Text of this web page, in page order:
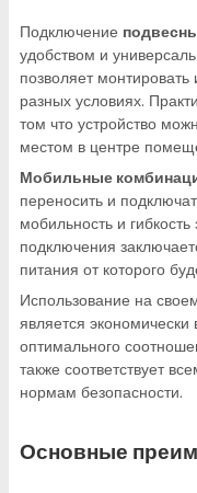
Подключение
удобством и
позволяет
разных условиях.
том что устройство
местом в центре
Мобильные
переносить и
мобильность и
подключения
питания от которого
Использование на
является
оптимального
также соответствует
нормам безопасности.
Основные